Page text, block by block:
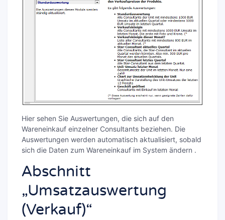
Hier sehen Sie Auswertungen, die sich auf den
Wareneinkauf einzelner Consultants beziehen. Die
Auswertungen werden automatisch aktualisiert, sobald
sich die Daten zum Wareneinkauf im System ändern .
Abschnitt
„Umsatzauswertung
(Verkauf)“